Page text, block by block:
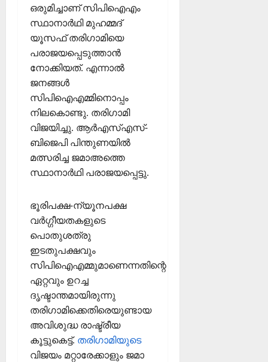
ഒരുമിച്ചാണ് സിപിഐഎം
സ്ഥാനാർഥി മുഹമ്മദ്‌
യൂസഫ് തരിഗാമിയെ
പരാജയപ്പെടുത്താൻ
നോക്കിയത്. എന്നാൽ
ജനങ്ങൾ
സിപിഐഎമ്മിനൊപ്പം
നിലകൊണ്ടു. തരിഗാമി
വിജയിച്ചു. ആർഎസ്എസ്-
ബിജെപി പിന്തുണയിൽ
മത്സരിച്ച ജമാഅത്തെ
സ്ഥാനാർഥി പരാജയപ്പെട്ടു.
ഭൂരിപക്ഷ-ന്യൂനപക്ഷ
വർഗ്ഗീയതകളുടെ
പൊതുശത്രു
ഇടതുപക്ഷവും
സിപിഐഎമ്മുമാണെന്നതിന്റെ
ഏറ്റവും ഉറച്ച
ദൃഷ്ടാന്തമായിരുന്നു
തരിഗാമിക്കെതിരെയുണ്ടായ
അവിശുദ്ധ രാഷ്ട്രീയ
കൂട്ടുകെട്ട്. തരിഗാമിയുടെ
വിജയം മറ്റാരേക്കാളും ജമാ